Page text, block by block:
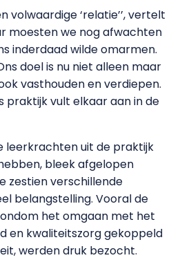
volwaardige ‘relatie’’, vertelt
moesten we nog afwachten
inderdaad wilde omarmen.
doel is nu niet alleen maar
vasthouden en verdiepen.
praktijk vult elkaar aan in de
leerkrachten uit de praktijk
bleek afgelopen
zestien verschillende
belangstelling. Vooral de
het omgaan met het
en kwaliteitszorg gekoppeld
werden druk bezocht.